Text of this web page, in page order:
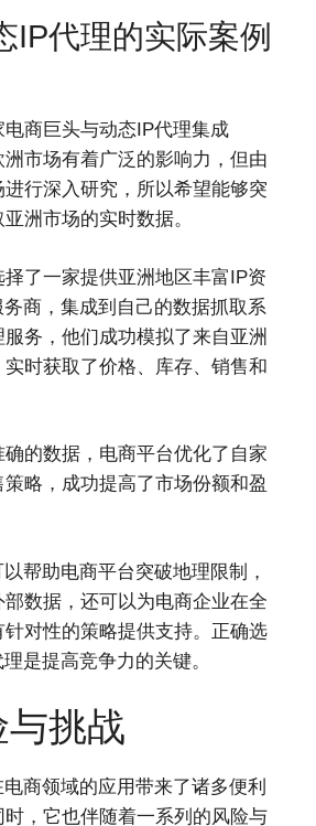
IP代理的实际案例
电商巨头与动态IP代理集成
市场有着广泛的影响力，但由
行深入研究，所以希望能够突
洲市场的实时数据。
择了一家提供亚洲地区丰富IP资
商，集成到自己的数据抓取系
务，他们成功模拟了来自亚洲
时获取了价格、库存、销售和
的数据，电商平台优化了自家
略，成功提高了市场份额和盈
帮助电商平台突破地理限制，
数据，还可以为电商企业在全
对性的策略提供支持。正确选
是提高竞争力的关键。
挑战
商领域的应用带来了诸多便利
，它也伴随着一系列的风险与